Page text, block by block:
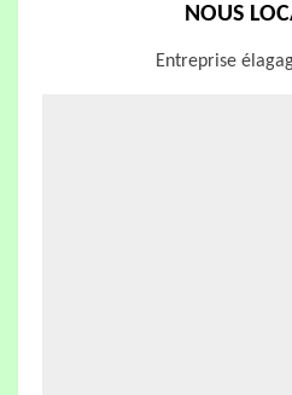
NOUS
Entreprise